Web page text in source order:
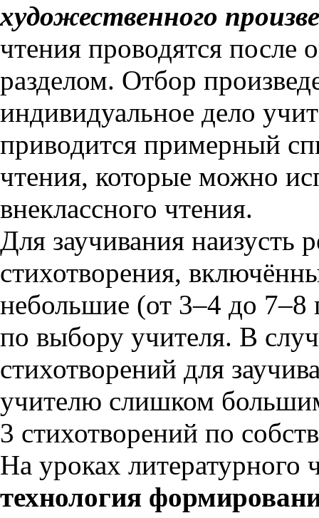
художественного
чтения проводятся
разделом. Отбор
индивидуальное дело
приводится примерный
чтения, которые можно
внеклассного чтения.
Для заучивания наизусть
стихотворения,
небольшие (от 3–4 до
по выбору учителя. В
стихотворений для
учителю слишком
3 стихотворений по
На уроках литературного
технология